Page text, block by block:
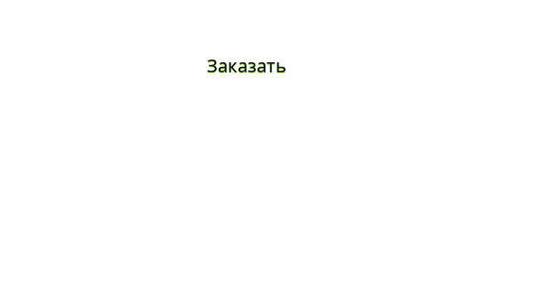
Заказать